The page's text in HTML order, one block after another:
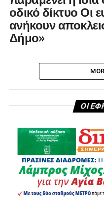
οδικό δίκτυο Οι
ανήκουν
Δήμο»
ΟΙ